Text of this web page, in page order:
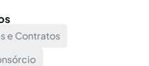
e Contratos